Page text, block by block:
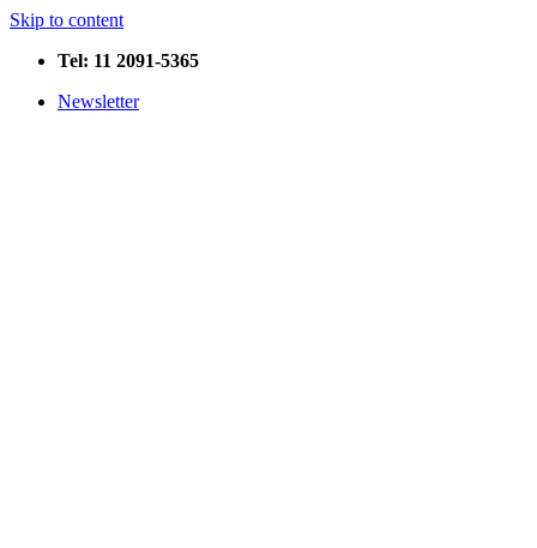
Skip to content
Tel: 11 2091-5365
Newsletter